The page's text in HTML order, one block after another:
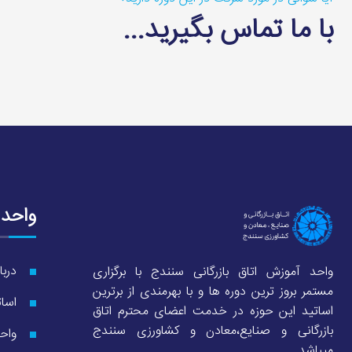
با ما تماس بگیرید...
واحد آموزش اتاق بازرگانی سنندج با برگزاری
مستمر بروز ترین دوره ها و با بهرمندی از برترین
اساتید این حوزه در خدمت اعضای محترم اتاق
بازرگانی و صنایع،معادن و کشاورزی سنندج